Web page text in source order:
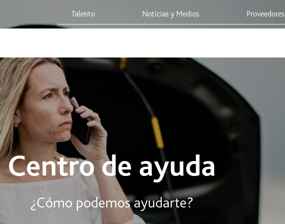
Talento Noticias y Medios Proveedores
Centro de ayuda
¿Cómo podemos ayudarte?